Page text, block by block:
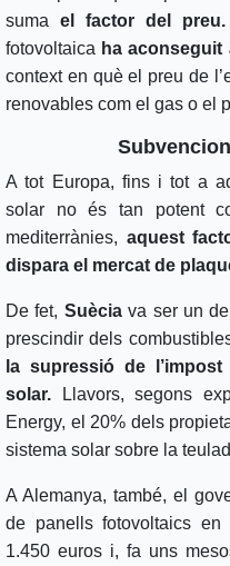
suma el factor del preu.
fotovoltaica ha aconseguit
context en què el preu de
renovables com el gas o el
A tot Europa, fins i tot a
solar no és tan potent
mediterrànies, aquest
dispara el mercat de
De fet, Suèciava ser un
prescindir dels
la supressió de
solar. Llavors, segons
Energy, el 20% dels
sistema solar sobre la
A Alemanya, també, el
de panells fotovoltaics
1.450 euros i, fa uns